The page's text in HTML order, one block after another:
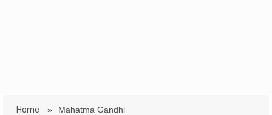
Home » Mahatma Gandhi